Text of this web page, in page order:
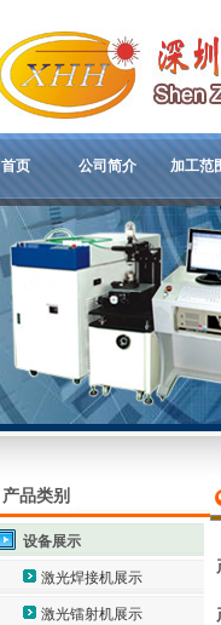
首页 公司简介 加工范
产品类别
设备展示
激光焊接机展示
激光镭射机展示